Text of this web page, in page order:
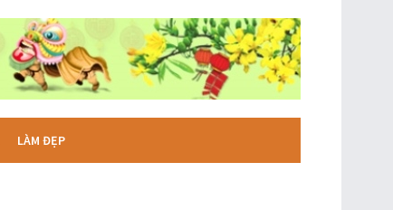
LÀM ĐẸP